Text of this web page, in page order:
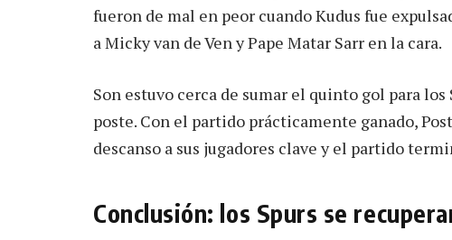
fueron de mal en peor cuando Kudus fue
a Micky van de Ven y Pape Matar Sarr en la cara.
Son estuvo cerca de sumar el quinto gol para
poste. Con el partido prácticamente ganado,
descanso a sus jugadores clave y el partido
Conclusión: los Spurs se